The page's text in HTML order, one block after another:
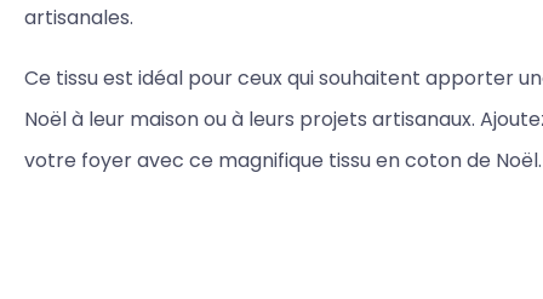
artisanales.
Ce tissu est idéal pour ceux qui souhaitent apporter
Noël à leur maison ou à leurs projets artisanaux.
votre foyer avec ce magnifique tissu en coton de Noël.